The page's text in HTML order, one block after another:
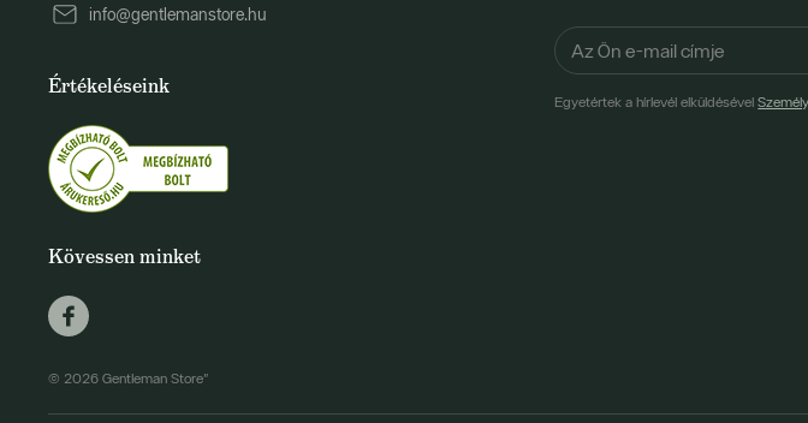
Egyetértek a hírlevél elküldésével
info@gentlemanstore.hu
Értékeléseink
Kövessen minket
© 2026 Gentleman Store"